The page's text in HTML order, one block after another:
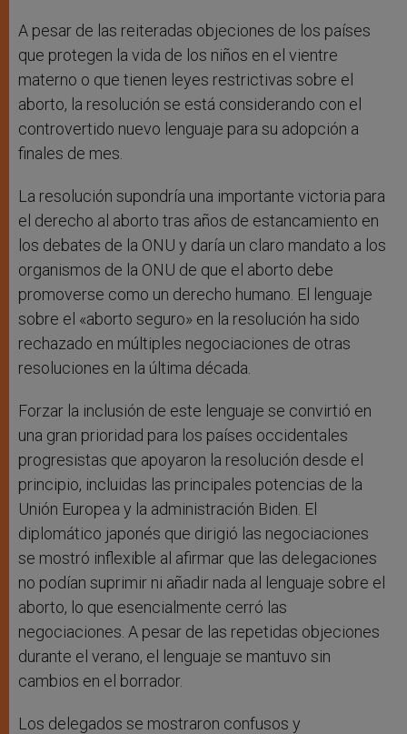
A pesar de las reiteradas objeciones de los países
que protegen la vida de los niños en el vientre
materno o que tienen leyes restrictivas sobre el
aborto, la resolución se está considerando con el
controvertido nuevo lenguaje para su adopción a
finales de mes.
La resolución supondría una importante victoria para
el derecho al aborto tras años de estancamiento en
los debates de la ONU y daría un claro mandato a los
organismos de la ONU de que el aborto debe
promoverse como un derecho humano. El lenguaje
sobre el «aborto seguro» en la resolución ha sido
rechazado en múltiples negociaciones de otras
resoluciones en la última década.
Forzar la inclusión de este lenguaje se convirtió en
una gran prioridad para los países occidentales
progresistas que apoyaron la resolución desde el
principio, incluidas las principales potencias de la
Unión Europea y la administración Biden. El
diplomático japonés que dirigió las negociaciones
se mostró inflexible al afirmar que las delegaciones
no podían suprimir ni añadir nada al lenguaje sobre el
aborto, lo que esencialmente cerró las
negociaciones. A pesar de las repetidas objeciones
durante el verano, el lenguaje se mantuvo sin
cambios en el borrador.
Los delegados se mostraron confusos y